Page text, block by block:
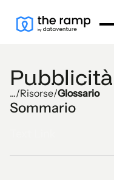
.../Risorse/Glossario
Sommario